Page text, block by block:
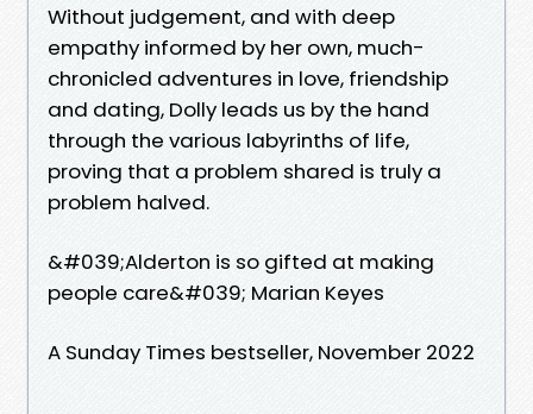
Without judgement, and with deep
empathy informed by her own, much-
chronicled adventures in love, friendship
and dating, Dolly leads us by the hand
through the various labyrinths of life,
proving that a problem shared is truly a
problem halved.
&#039;Alderton is so gifted at making
people care&#039; Marian Keyes
A Sunday Times bestseller, November 2022